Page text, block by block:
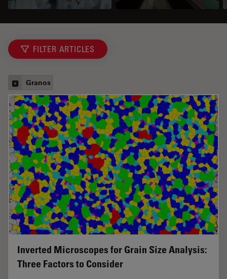
FILTER ARTICLES
Granos
Inverted Microscopes for Grain Size Analysis:
Three Factors to Consider